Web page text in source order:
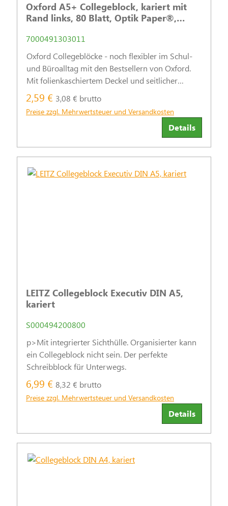
Oxford A5+ Collegeblock, kariert mit
Rand links, 80 Blatt, Optik Paper®,
7000491303011
Oxford Collegeblöcke - noch flexibler im Schul-
und Büroalltag mit den Bestsellern von Oxford.
Mit folienkaschiertem Deckel und seitlicher
Doppelspirale.
2,59 € 3,08 € brutto
Preise zzgl. Mehrwertsteuer und Versandkosten
Details
LEITZ Collegeblock Executiv DIN A5,
kariert
S000494200800
p>Mit integrierter Sichthülle. Organisierter kann
ein Collegeblock nicht sein. Der perfekte
Schreibblock für Unterwegs.
6,99 € 8,32 € brutto
Preise zzgl. Mehrwertsteuer und Versandkosten
Details